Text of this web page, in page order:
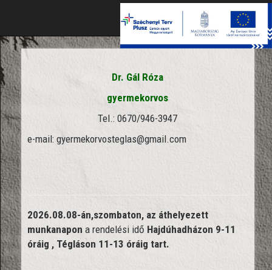
Dr. Gál Róza
gyermekorvos
Tel.: 0670/946-3947
e-mail: gyermekorvosteglas@gmail.com
2026.08.08-án,szombaton, az áthelyezett
munkanapon a rendelési idő Hajdúhadházon 9-11
óráig , Tégláson 11-13 óráig tart.